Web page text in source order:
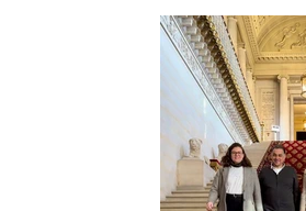
7 juil.